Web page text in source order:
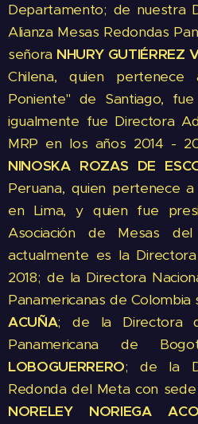
Departamento; de nuestra
Alianza Mesas Redondas
señora NHURY GUTIÉRREZ
Chilena, quien
Poniente" de Santiago,
igualmente fue Directora
MRP en los años 2014 -
NINOSKA ROZAS DE
Peruana, quien pertenece
en Lima, y quien fue
Asociación de Mesas
actualmente es la
2018; de la Directora
Panamericanas de
ACUÑA; de la Directora
Panamericana de
LOBOGUERRERO; de la
Redonda del Meta con
NORELEY NORIEGA